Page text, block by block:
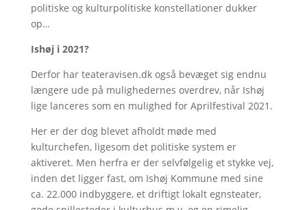
politiske og kulturpolitiske konstellationer dukker
op…
Ishøj i 2021?
Derfor har teateravisen.dk også bevæget sig endnu
længere ude på mulighedernes overdrev, når Ishøj
lige lanceres som en mulighed for Aprilfestival 2021.
Her er der dog blevet afholdt møde med
kulturchefen, ligesom det politiske system er
aktiveret. Men herfra er der selvfølgelig et stykke vej,
inden det ligger fast, om Ishøj Kommune med sine
ca. 22.000 indbyggere, et driftigt lokalt egnsteater,